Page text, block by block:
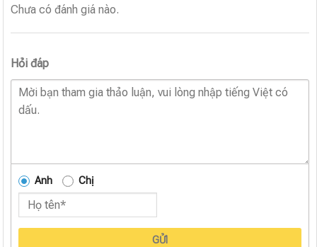
Chưa có đánh giá nào.
Hỏi đáp
Anh Chị
GỬI